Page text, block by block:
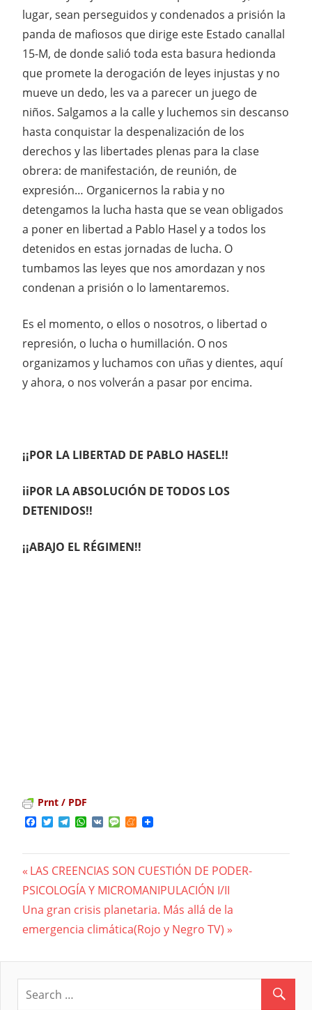
lugar, sean perseguidos y condenados a prisión Ia
panda de mafiosos que dirige este Estado canallal
15-M, de donde salió toda esta basura hedionda
que promete Ia derogación de leyes injustas y no
mueve un dedo, les va a parecer un juego de
niños. Salgamos a la calle y luchemos sin descanso
hasta conquistar la despenalización de los
derechos y las libertades plenas para Ia clase
obrera: de manifestación, de reunión, de
expresión… Organicernos la rabia y no
detengamos Ia lucha hasta que se vean obligados
a poner en libertad a Pablo Hasel y a todos los
detenidos en estas jornadas de lucha. O
tumbamos las leyes que nos amordazan y nos
condenan a prisión o lo lamentaremos.
Es el momento, o ellos o nosotros, o libertad o
represión, o lucha o humillación. O nos
organizamos y luchamos con uñas y dientes, aquí
y ahora, o nos volverán a pasar por encima.
¡¡POR LA LIBERTAD DE PABLO HASEL!!
iiPOR LA ABSOLUCIÓN DE TODOS LOS
DETENIDOS!!
¡¡ABAJO EL RÉGIMEN!!
Prnt / PDF
Facebook
TwitterTelegram
WhatsApp
VK MessageMeneame
Navegación
de
entradas
Previous
Post:
LAS CREENCIAS SON CUESTIÓN DE PODER-
PSICOLOGÍA Y MICROMANIPULACIÓN I/II
Next
Post:
Una gran crisis planetaria. Más allá de la
emergencia climática(Rojo y Negro TV)